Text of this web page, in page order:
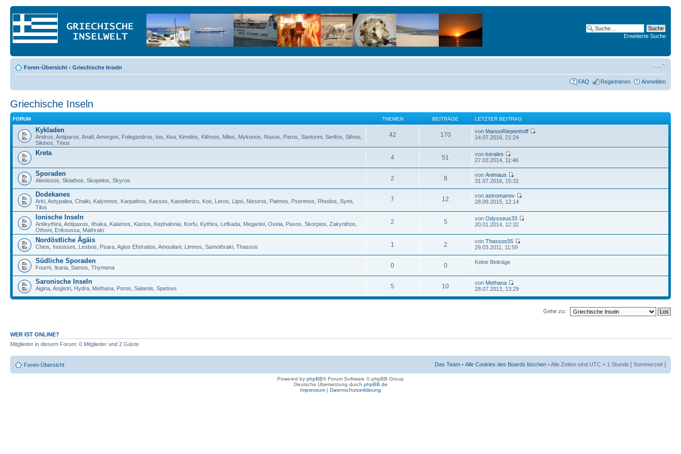
Erweiterte Suche
Foren-Übersicht ‹ Griechische Inseln
FAQ Registrieren Anmelden
Griechische Inseln
FORUM THEMEN BEITRÄGE LETZTER BEITRAG
Kykladen
Andros, Antiparos, Anafi, Amorgos, Folegandros, Ios, Kea, Kimolos, Kithnos, Milos, Mykonos, Naxos, Paros, Santorini, Serifos, Sifnos,
Sikinos, Tinos
42 170 von ManonRiepenhoff
14.07.2016, 21:24
Kreta
4 51 vonkerales
27.03.2014, 11:46
Sporaden
Alonissos, Skiathos, Skopelos, Skyros 2 8 vonAnimaus
31.07.2016, 15:31
Dodekanes
Arki, Astypalea, Chalki, Kalymnos, Karpathos, Kassos, Kastellorizo, Kos, Leros, Lipsi, Nissiros, Patmos, Pserimos, Rhodos, Symi,
Tilos
7 12 vonastromanov
28.09.2015, 12:14
Ionische Inseln
Antikythira, Antipaxos, Ithaka, Kalamos, Kastos, Kephalonia, Korfu, Kythira, Lefkada, Meganisi, Oxeia, Paxos, Skorpios, Zakynthos,
Othoni, Erikoussa, Mathraki
2 5 vonOdysseus33
20.01.2014, 12:32
Nordöstliche Ägäis
Chios, Inousses, Lesbos, Psara, Agios Efstratios, Amouliani, Limnos, Samothraki, Thassos 1 2 vonThassos55
29.03.2011, 11:59
Südliche Sporaden
Fourni, Ikaria, Samos, Thymena 0 0 Keine Beiträge
Saronische Inseln
Aigina, Angistri, Hydra, Methana, Poros, Salamis, Spetses 5 10 von Methana
28.07.2013, 13:29
Gehe zu:
WER IST ONLINE?
Mitglieder in diesem Forum: 0 Mitglieder und 2 Gäste
Foren-Übersicht Das Team • Alle Cookies des Boards löschen • Alle Zeiten sind UTC + 1 Stunde [ Sommerzeit ]
Powered by phpBB® Forum Software © phpBB Group
Deutsche Übersetzung durch phpBB.de
Impressum | Datenschutzerklärung